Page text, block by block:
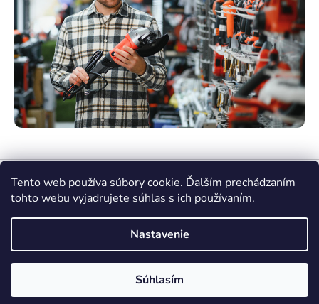
Tento web používa súbory cookie. Ďalším prechádzaním
tohto webu vyjadrujete súhlas s ich používaním.
Nastavenie
Súhlasím
Vytvoril Shoptet Premium
nasenaradie.sk
vyhradené.